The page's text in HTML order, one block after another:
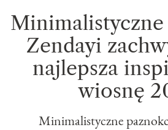
Zendayi
najlepsza
wiosnę
Minimalistyczne